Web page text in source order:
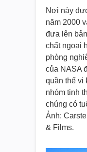
Nơi này
năm 2000
đưa lên
chất ngoại
phòng
của NASA
quần thể vi
nhóm tinh
chúng có
Ảnh:
& Films.